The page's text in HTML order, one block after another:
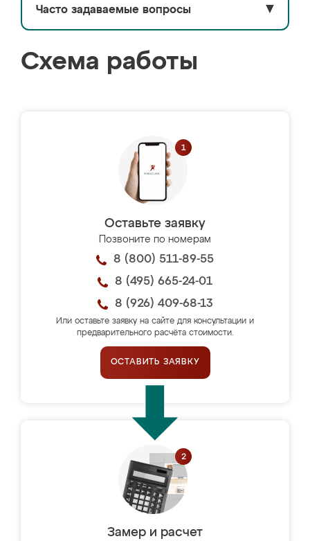
Часто задаваемые вопросы ▼
Схема работы
Оставьте заявку
Позвоните по номерам
8 (800) 511-89-55
8 (495) 665-24-01
8 (926) 409-68-13
Или оставьте заявку на сайте для консультации и
предварительного расчёта стоимости.
ОСТАВИТЬ ЗАЯВКУ
Замер и расчет